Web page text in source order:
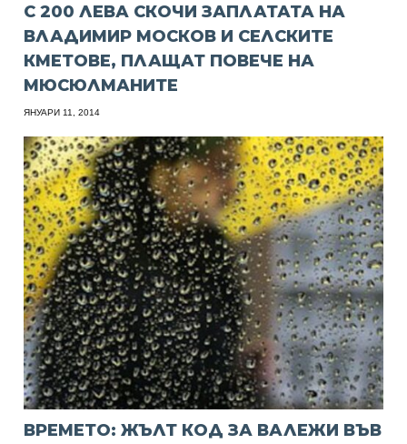
С 200 ЛЕВА СКОЧИ ЗАПЛАТАТА НА
ВЛАДИМИР МОСКОВ И СЕЛСКИТЕ
КМЕТОВЕ, ПЛАЩАТ ПОВЕЧЕ НА
МЮСЮЛМАНИТЕ
ЯНУАРИ 11, 2014
ВРЕМЕТО: ЖЪЛТ КОД ЗА ВАЛЕЖИ ВЪВ